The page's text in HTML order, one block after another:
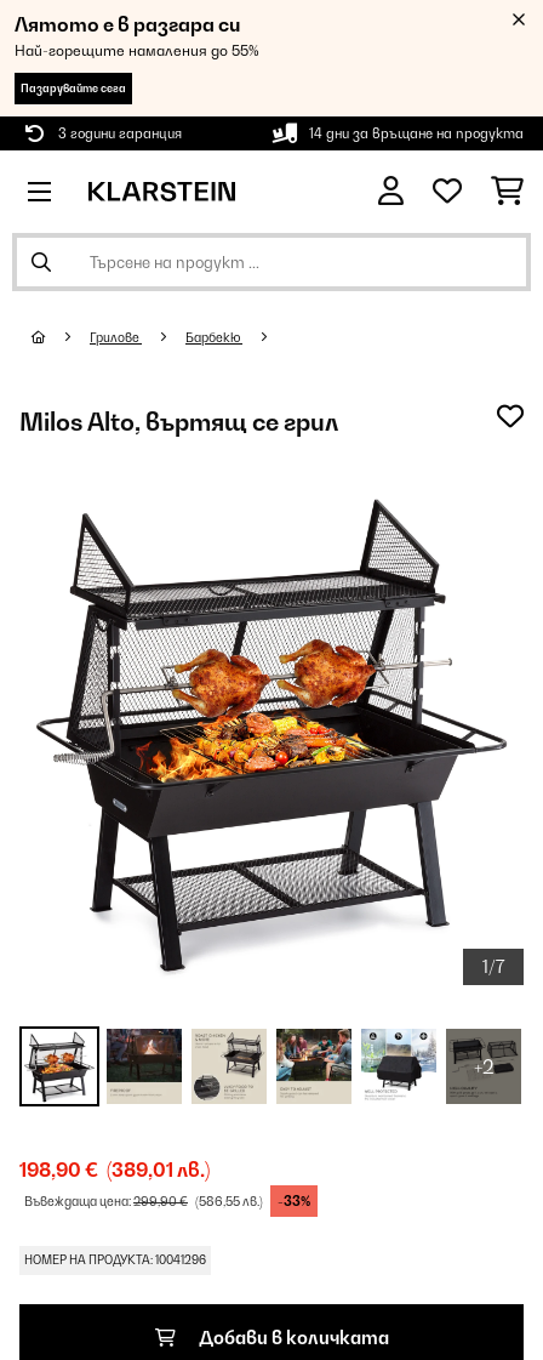
Лятото е в разгара си
Най-горещите намаления до 55%
Пазарувайте сега
3 години гаранция 14 дни за връщане на продукта
Грилове Барбекю
Milos Alto, въртящ се грил
1/7
+2
198,90 € (389,01 лв.)
Въвеждаща цена:299,90 € (586,55 лв.) -33%
НОМЕР НА ПРОДУКТА: 10041296
Добави в количката